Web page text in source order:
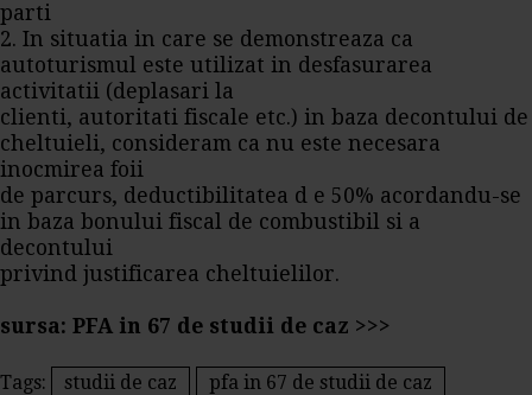
parti
2. In situatia in care se demonstreaza ca
autoturismul este utilizat in desfasurarea
activitatii (deplasari la
clienti, autoritati fiscale etc.) in baza decontului de
cheltuieli, consideram ca nu este necesara
inocmirea foii
de parcurs, deductibilitatea d e 50% acordandu-se
in baza bonului fiscal de combustibil si a
decontului
privind justificarea cheltuielilor.
sursa: PFA in 67 de studii de caz >>>
Tags: studii de caz
pfa in 67 de studii de caz